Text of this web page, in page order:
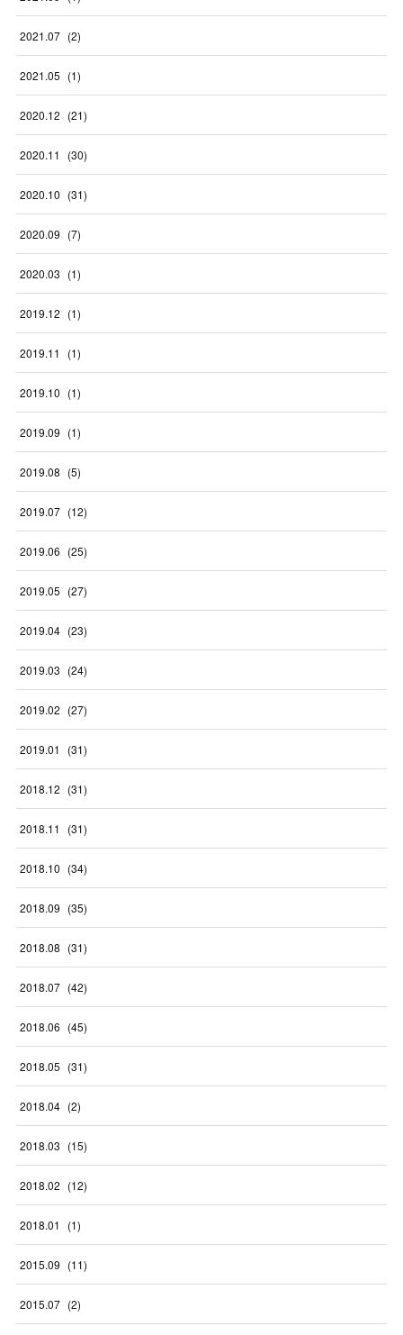
2021.07 (2)
2021.05 (1)
2020.12 (21)
2020.11 (30)
2020.10 (31)
2020.09 (7)
2020.03 (1)
2019.12 (1)
2019.11 (1)
2019.10 (1)
2019.09 (1)
2019.08 (5)
2019.07 (12)
2019.06 (25)
2019.05 (27)
2019.04 (23)
2019.03 (24)
2019.02 (27)
2019.01 (31)
2018.12 (31)
2018.11 (31)
2018.10 (34)
2018.09 (35)
2018.08 (31)
2018.07 (42)
2018.06 (45)
2018.05 (31)
2018.04 (2)
2018.03 (15)
2018.02 (12)
2018.01 (1)
2015.09 (11)
2015.07 (2)